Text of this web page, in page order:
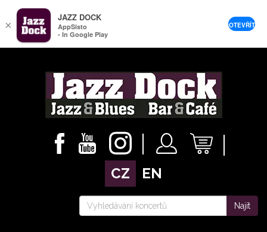
CZ EN
Najít
×
JAZZ DOCK
AppSisto
- In Google Play
OTEVŘÍT